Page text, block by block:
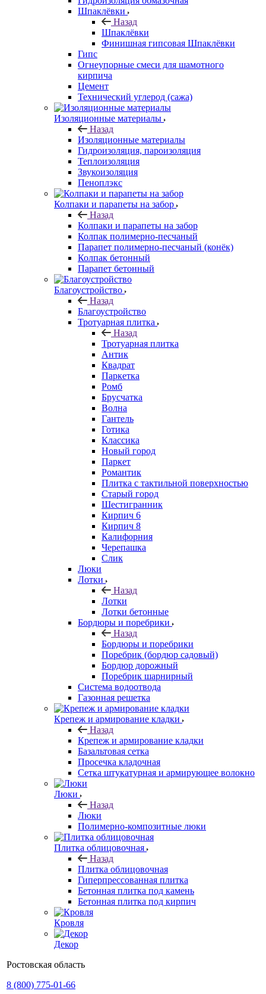
Шпаклёвки
Назад
Шпаклёвки
Финишная гипсовая Шпаклёвки
Гипс
Огнеупорные смеси для шамотного
кирпича
Цемент
Технический углерод (сажа)
Изоляционные материалы
Назад
Изоляционные материалы
Гидроизоляция, пароизоляция
Теплоизоляция
Звукоизоляция
Пеноплэкс
Колпаки и парапеты на забор
Назад
Колпаки и парапеты на забор
Колпак полимерно-песчаный
Парапет полимерно-песчаный (конёк)
Колпак бетонный
Парапет бетонный
Благоустройство
Назад
Благоустройство
Тротуарная плитка
Назад
Тротуарная плитка
Антик
Квадрат
Паркетка
Ромб
Брусчатка
Волна
Гантель
Готика
Классика
Новый город
Паркет
Романтик
Плитка с тактильной поверхностью
Старый город
Шестигранник
Кирпич 6
Кирпич 8
Калифорния
Черепашка
Слик
Люки
Лотки
Назад
Лотки
Лотки бетонные
Бордюры и поребрики
Назад
Бордюры и поребрики
Поребрик (бордюр садовый)
Бордюр дорожный
Поребрик шарнирный
Система водоотвода
Газонная решетка
Крепеж и армирование кладки
Назад
Крепеж и армирование кладки
Базальтовая сетка
Просечка кладочная
Сетка штукатурная и армирующее волокно
Люки
Назад
Люки
Полимерно-композитные люки
Плитка облицовочная
Назад
Плитка облицовочная
Гиперпрессованная плитка
Бетонная плитка под камень
Бетонная плитка под кирпич
Кровля
Декор
Ростовская область
8 (800) 775-01-66